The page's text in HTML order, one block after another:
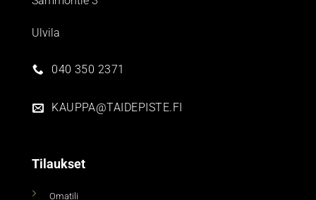
Ulvila
040 350 2371
KAUPPA@TAIDEPISTE.FI
Tilaukset
Omatili